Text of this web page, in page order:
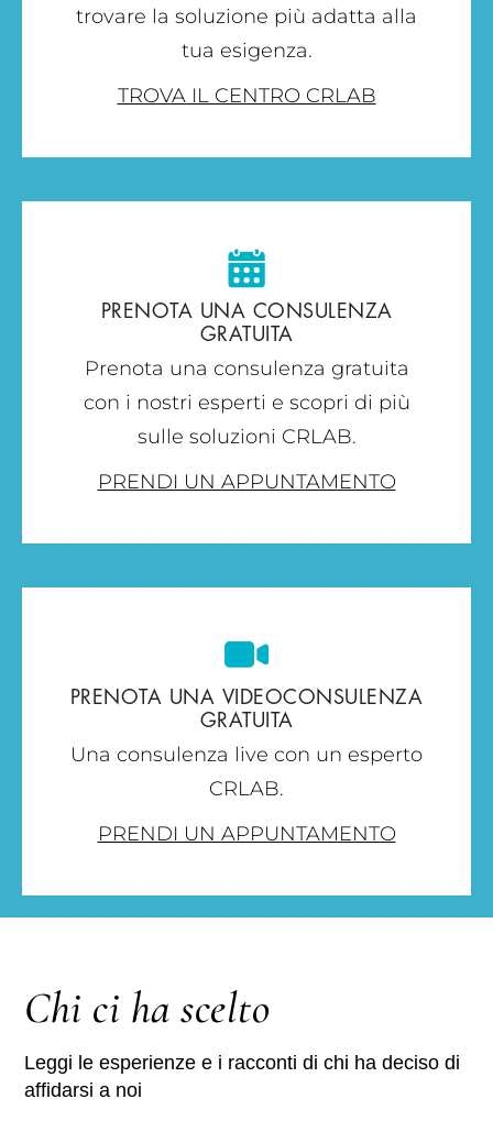
trovare la soluzione più adatta alla
tua esigenza.
TROVA IL CENTRO CRLAB
PRENOTA UNA CONSULENZA
GRATUITA
Prenota una consulenza gratuita
con i nostri esperti e scopri di più
sulle soluzioni CRLAB.
PRENDI UN APPUNTAMENTO
PRENOTA UNA VIDEOCONSULENZA
GRATUITA
Una consulenza live con un esperto
CRLAB.
PRENDI UN APPUNTAMENTO
Chi ci ha scelto
Leggi le esperienze e i racconti di chi ha deciso di
affidarsi a noi